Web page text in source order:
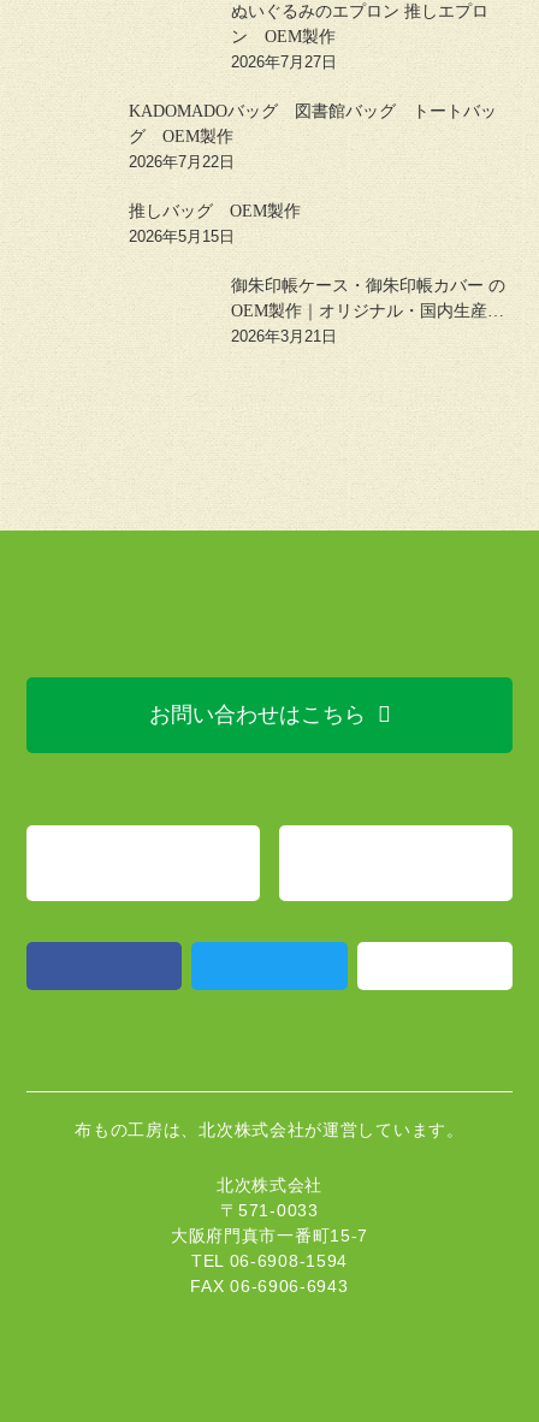
ぬいぐるみのエプロン 推しエプロ
ン OEM製作
2026年7月27日
KADOMADOバッグ 図書館バッグ トートバッ
グ OEM製作
2026年7月22日
推しバッグ OEM製作
2026年5月15日
御朱印帳ケース・御朱印帳カバー の
OEM製作｜オリジナル・国内生産対
応
2026年3月21日
お問い合わせはこちら
布もの工房は、北次株式会社が運営しています。
北次株式会社
〒571-0033
大阪府門真市一番町15-7
TEL 06-6908-1594
FAX 06-6906-6943